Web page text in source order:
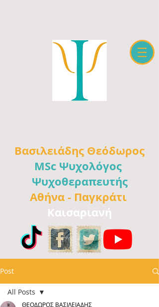
Βασιλειάδης Θεόδωρος
MSc Ψυχολόγος
Ψυχοθεραπευτής
Αθήνα - Παγκράτι
Καισαριανή
Post
All Posts
ΘΕΟΔΩΡΟΣ ΒΑΣΙΛΕΙΑΔΗΣ